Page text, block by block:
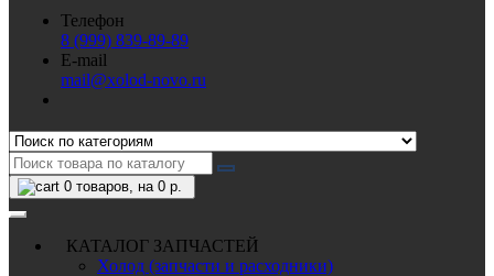
Телефон
8 (999) 839-89-89
E-mail
mail@xolod-novo.ru
0 товаров, на 0 р.
КАТАЛОГ ЗАПЧАСТЕЙ
Холод (запчасти и расходники)